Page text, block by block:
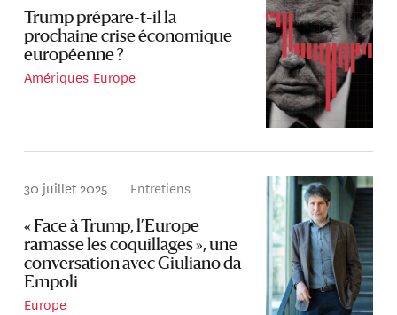
Trump prépare-t-il la
prochaine crise économique
européenne ?
Amériques Europe
30 juillet 2025 Entretiens
« Face à Trump, l’Europe
ramasse les coquillages », une
conversation avec Giuliano da
Empoli
Europe